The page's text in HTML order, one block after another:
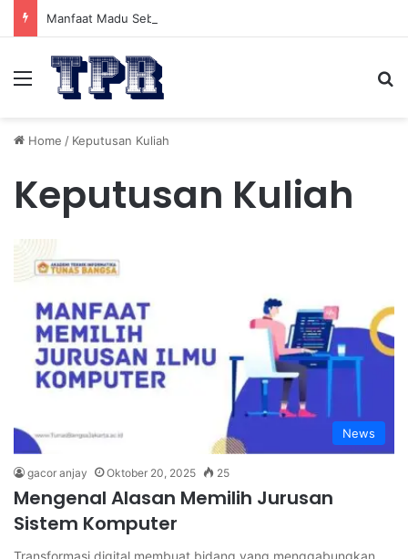
Manfaat Madu Sebelum Tidur: Meningkatkan Kesehatan
Menu
Home / Keputusan Kuliah
Keputusan Kuliah
News
gacor anjay Oktober 20, 2025 25
Mengenal Alasan Memilih Jurusan
Sistem Komputer
Transformasi digital membuat bidang yang menggabungkan